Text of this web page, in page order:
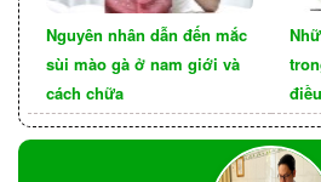
Khi một người mẹ mang thai
Nguyên nhân dẫn đến mắc
sùi mào gà ở nam giới và
cách chữa